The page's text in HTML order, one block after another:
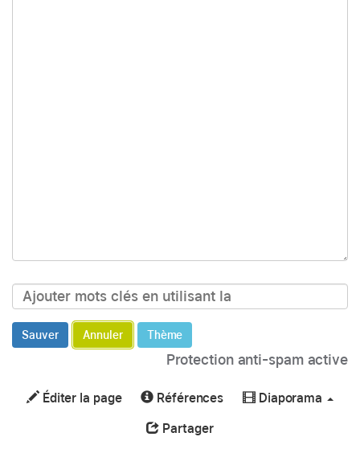
Sauver Annuler Thème
Protection anti-spam active
Éditer la page Références
Diaporama
Partager